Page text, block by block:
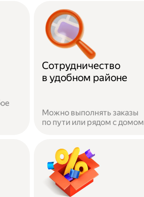
Сотрудничество
в удобном районе
Можно выполнять заказы
по пути или рядом с домом